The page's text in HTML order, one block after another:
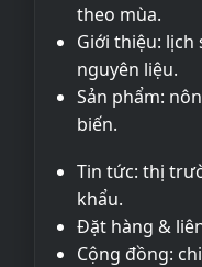
theo mùa.
Giới thiệu: lịch
nguyên liệu.
Sản phẩm:
biến.
Tin tức: thị
khẩu.
Đặt hàng &
Cộng đồng: